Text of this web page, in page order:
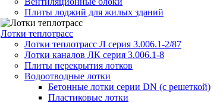
Плиты лоджий для жилых зданий
Лотки теплотрасс
Лотки теплотрасс Л серия 3.006.1-2/87
Лотки каналов ЛК серия 3.006.1-8
Плиты перекрытия лотков
Водоотводные лотки
Бетонные лотки серии DN (с решеткой)
Пластиковые лотки